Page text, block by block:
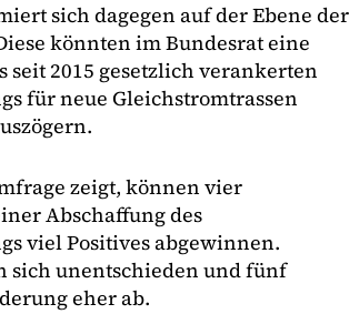
sich dagegen auf der Ebene der
könnten im Bundesrat eine
seit 2015 gesetzlich verankerten
für neue Gleichstromtrassen
zeigt, können vier
Abschaffung des
viel Positives abgewinnen.
sich unentschieden und fünf
eher ab.